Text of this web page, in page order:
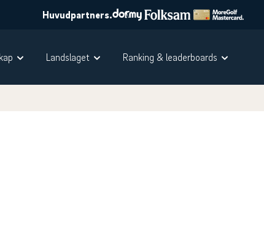
Huvudpartners.
Landslaget Ranking & leaderboards